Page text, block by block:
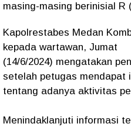
masing-masing berinisial R
Kapolrestabes Medan
kepada wartawan, Jumat
(14/6/2024) mengatakan
setelah petugas
tentang adanya aktivitas
Menindaklanjuti informasi